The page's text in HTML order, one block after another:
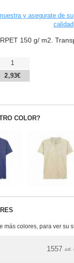
y asegurate de su
calidad
150 g/ m2.
1
2,93€
COLOR?
más colores, para ver su
1557 ud.